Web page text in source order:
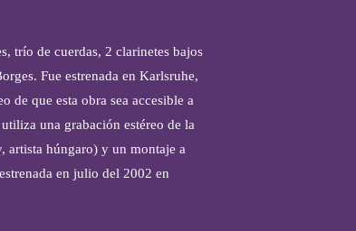
trío de cuerdas, 2 clarinetes bajos
Fue estrenada en Karlsruhe,
que esta obra sea accesible a
una grabación estéreo de la
artista húngaro) y un montaje a
en julio del 2002 en